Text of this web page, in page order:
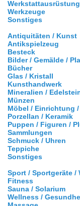
Werkzeuge
Sonstiges
Antiquitäten / Kunst
Antikspielzeug
Besteck
Bilder / Gemälde /
Bücher
Glas / Kristall
Kunsthandwerk
Mineralien /
Münzen
Möbel / Einrichtung
Porzellan / Keramik
Puppen / Figuren /
Sammlungen
Schmuck / Uhren
Teppiche
Sonstiges
Sport / Sportgeräte /
Fitness
Sauna / Solarium
Wellness /